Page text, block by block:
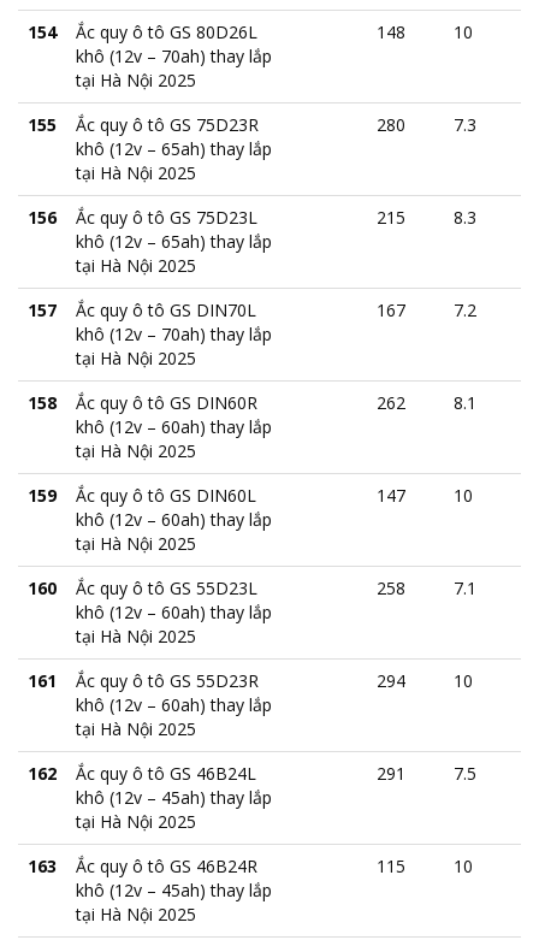
154
Ắc quy ô tô GS 80D26L
khô (12v – 70ah) thay lắp
tại Hà Nội 2025
148 10
155
Ắc quy ô tô GS 75D23R
khô (12v – 65ah) thay lắp
tại Hà Nội 2025
280 7.3
156
Ắc quy ô tô GS 75D23L
khô (12v – 65ah) thay lắp
tại Hà Nội 2025
215 8.3
157
Ắc quy ô tô GS DIN70L
khô (12v – 70ah) thay lắp
tại Hà Nội 2025
167 7.2
158
Ắc quy ô tô GS DIN60R
khô (12v – 60ah) thay lắp
tại Hà Nội 2025
262 8.1
159
Ắc quy ô tô GS DIN60L
khô (12v – 60ah) thay lắp
tại Hà Nội 2025
147 10
160
Ắc quy ô tô GS 55D23L
khô (12v – 60ah) thay lắp
tại Hà Nội 2025
258 7.1
161
Ắc quy ô tô GS 55D23R
khô (12v – 60ah) thay lắp
tại Hà Nội 2025
294 10
162
Ắc quy ô tô GS 46B24L
khô (12v – 45ah) thay lắp
tại Hà Nội 2025
291 7.5
163
Ắc quy ô tô GS 46B24R
khô (12v – 45ah) thay lắp
tại Hà Nội 2025
115 10